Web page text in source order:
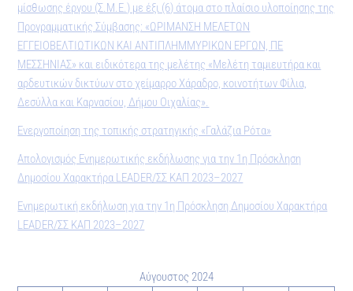
μίσθωσης έργου (Σ.Μ.Ε.) με έξι (6) άτομα στο πλαίσιο υλοποίησης της
Προγραμματικής Σύμβασης: «ΩΡΙΜΑΝΣΗ ΜΕΛΕΤΩΝ
ΕΓΓΕΙΟΒΕΛΤΙΩΤΙΚΩΝ ΚΑΙ ΑΝΤΙΠΛΗΜΜΥΡΙΚΩΝ ΕΡΓΩΝ, ΠΕ
ΜΕΣΣΗΝΙΑΣ» και ειδικότερα της μελέτης «Μελέτη ταμιευτήρα και
αρδευτικών δικτύων στο χείμαρρο Χάραδρο, κοινοτήτων Φίλια,
Δεσύλλα και Καρνασίου, Δήμου Οιχαλίας».
Ενεργοποίηση της τοπικής στρατηγικής «Γαλάζια Ρότα»
Απολογισμός Ενημερωτικής εκδήλωσης για την 1η Πρόσκληση
Δημοσίου Χαρακτήρα LEADER/ΣΣ ΚΑΠ 2023–2027
Ενημερωτική εκδήλωση για την 1η Πρόσκληση Δημοσίου Χαρακτήρα
LEADER/ΣΣ ΚΑΠ 2023–2027
Αύγουστος 2024